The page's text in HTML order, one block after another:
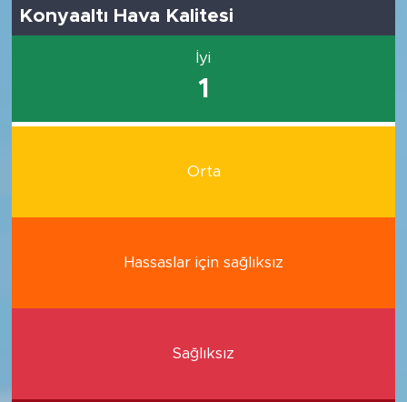
Konyaaltı Hava Kalitesi
İyi
1
Orta
Hassaslar için sağlıksız
Sağlıksız